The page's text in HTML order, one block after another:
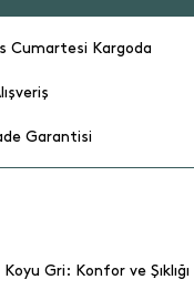
Cumartesi Kargoda
Garantisi
Gri: Konfor ve